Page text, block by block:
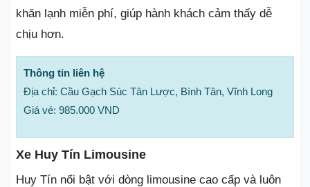
khăn lạnh miễn phí, giúp hành khách cảm thấy dễ
chịu hơn.
Thông tin liên hệ
Địa chỉ: Cầu Gạch Súc Tân Lược, Bình Tân, Vĩnh Long
Giá vé: 985.000 VND
Xe Huy Tín Limousine
Huy Tín nổi bật với dòng limousine cao cấp và luôn